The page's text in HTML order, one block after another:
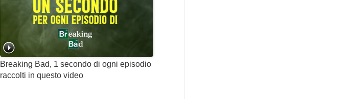
Breaking Bad, 1 secondo di ogni episodio
raccolti in questo video